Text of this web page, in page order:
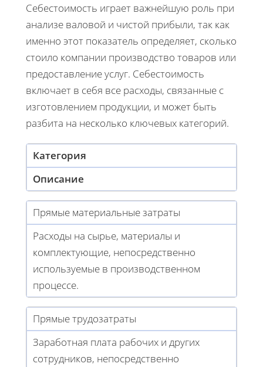
Себестоимость играет важнейшую роль при
анализе валовой и чистой прибыли, так как
именно этот показатель определяет, сколько
стоило компании производство товаров или
предоставление услуг. Себестоимость
включает в себя все расходы, связанные с
изготовлением продукции, и может быть
разбита на несколько ключевых категорий.
Категория
Описание
Прямые материальные затраты
Расходы на сырье, материалы и
комплектующие, непосредственно
используемые в производственном
процессе.
Прямые трудозатраты
Заработная плата рабочих и других
сотрудников, непосредственно